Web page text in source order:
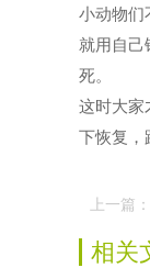
小动物们
就用自己
死。
这时大家
下恢复，
上一篇：
相关